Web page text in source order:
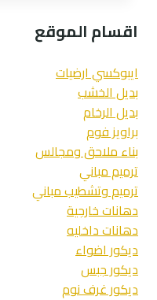
للمنازل
في
اقسام الموقع
ايبوكسي ارضيات
بديل الخشب
بديل الرخام
براويز فوم
بناء ملاحق ومجالس
ترميم مباني
ترميم وتشطيب مباني
دهانات خارجية
دهانات داخليه
ديكور اضواء
ديكور جبس
ديكور غرف نوم